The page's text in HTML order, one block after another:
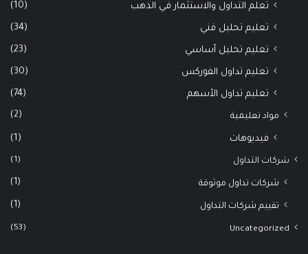
تعلم التداول والاستثمار في الذهب (10)
تعليم تحليل فني (34)
تعليم تحليل أساسي (23)
تعليم تداول الفوركس (30)
تعليم تداول الأسهم (74)
مواد تعليمية (2)
فيديوهات (1)
شركات التداول (1)
شركات تداول موثوقة (1)
تقييم شركات التداول (1)
Uncategorized
(53)